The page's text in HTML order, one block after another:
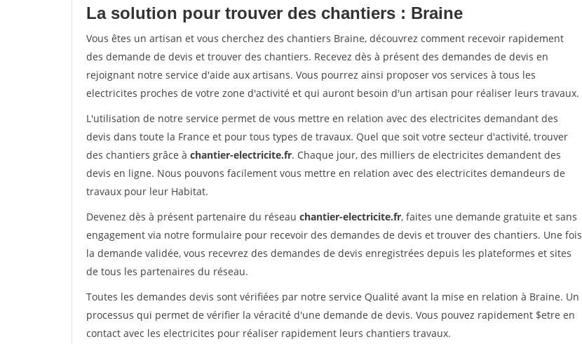
La solution pour trouver des chantiers : Braine
Vous êtes un artisan et vous cherchez des chantiers Braine, découvrez comment recevoir rapidement
des demande de devis et trouver des chantiers. Recevez dès à présent des demandes de devis en
rejoignant notre service d'aide aux artisans. Vous pourrez ainsi proposer vos services à tous les
electricites proches de votre zone d'activité et qui auront besoin d'un artisan pour réaliser leurs travaux.
L'utilisation de notre service permet de vous mettre en relation avec des electricites demandant des
devis dans toute la France et pour tous types de travaux. Quel que soit votre secteur d'activité, trouver
des chantiers grâce à chantier-electricite.fr. Chaque jour, des milliers de electricites demandent des
devis en ligne. Nous pouvons facilement vous mettre en relation avec des electricites demandeurs de
travaux pour leur Habitat.
Devenez dès à présent partenaire du réseau chantier-electricite.fr, faites une demande gratuite et sans
engagement via notre formulaire pour recevoir des demandes de devis et trouver des chantiers. Une fois
la demande validée, vous recevrez des demandes de devis enregistrées depuis les plateformes et sites
de tous les partenaires du réseau.
Toutes les demandes devis sont vérifiées par notre service Qualité avant la mise en relation à Braine. Un
processus qui permet de vérifier la véracité d'une demande de devis. Vous pouvez rapidement $etre en
contact avec les electricites pour réaliser rapidement leurs chantiers travaux.